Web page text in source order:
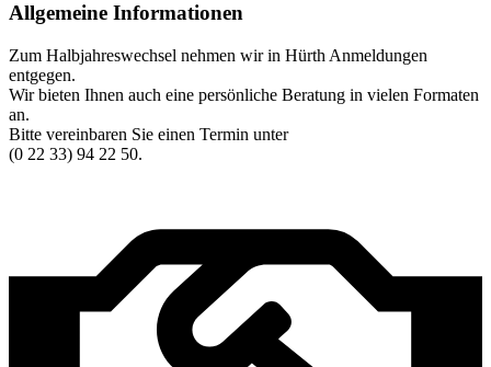
Allgemeine Informationen
Zum Halbjahreswechsel nehmen wir in Hürth Anmeldungen
entgegen.
Wir bieten Ihnen auch eine persönliche Beratung in vielen Formaten
an.
Bitte vereinbaren Sie einen Termin unter
(0 22 33) 94 22 50.